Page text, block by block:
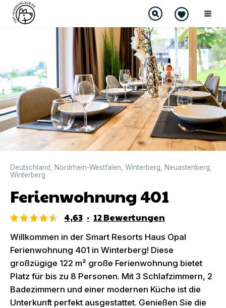
DIREKT BUCHBAR
Deutschland Nordrhein-Westfalen Winterberg Neuastenberg
Winterberg
Ferienwohnung 401
4,63 · 12Bewertungen
Willkommen in der Smart Resorts Haus Opal
Ferienwohnung 401 in Winterberg! Diese
großzügige 122 m² große Ferienwohnung bietet
Platz für bis zu 8 Personen. Mit 3 Schlafzimmern, 2
Badezimmern und einer modernen Küche ist die
Unterkunft perfekt ausgestattet. Genießen Sie die